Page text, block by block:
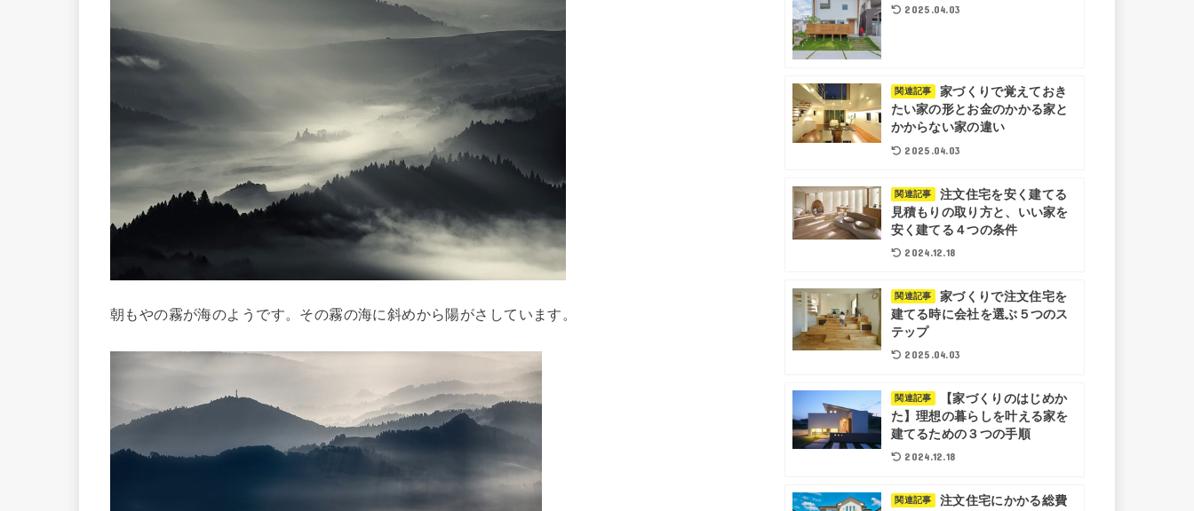
朝もやの霧が海のようです。その霧の海に斜めから陽がさしています。
2025.04.03
関連記事
家づくりで覚えておき
たい家の形とお金のかかる家と
かからない家の違い
2025.04.03
関連記事
注文住宅を安く建てる
見積もりの取り方と、いい家を
安く建てる４つの条件
2024.12.18
関連記事
家づくりで注文住宅を
建てる時に会社を選ぶ５つのス
テップ
2025.04.03
関連記事
【家づくりのはじめか
た】理想の暮らしを叶える家を
建てるための３つの手順
2024.12.18
関連記事
注文住宅にかかる総費